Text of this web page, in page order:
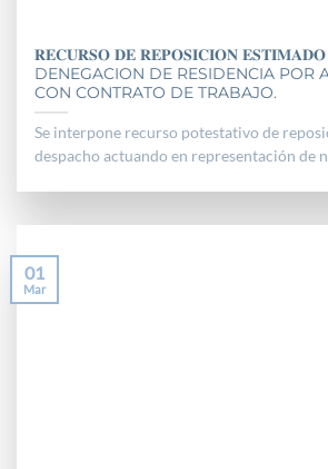
𝐑𝐄𝐂𝐔𝐑𝐒𝐎 𝐃𝐄 𝐑𝐄𝐏𝐎𝐒𝐈𝐂𝐈𝐎𝐍 𝐄𝐒𝐓𝐈𝐌𝐀𝐃𝐎
DENEGACION DE RESIDENCIA POR
CON CONTRATO DE TRABAJO.
Se interpone recurso potestativo de
despacho actuando en representación de
01
Mar